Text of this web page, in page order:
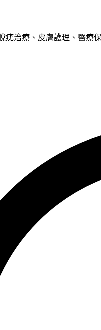
疣治療、皮膚護理、醫療